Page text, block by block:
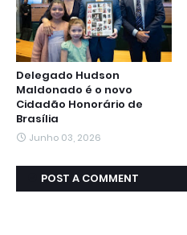
Delegado Hudson
Maldonado é o novo
Cidadão Honorário de
Brasília
Junho 03, 2026
POST A COMMENT